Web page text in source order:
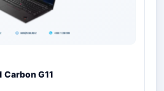
Carbon G11